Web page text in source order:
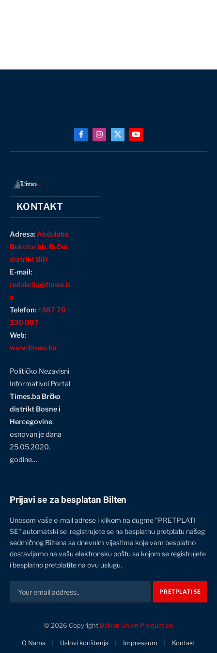
FacebookInstagram
X
YouTube
KONTAKT
Adresa:Abdulaha
Bukvice bb, Brčko
distrikt BiH
E-mail:
redakcija@times.b
a
Telefon:+387 70
330 097
Web:
www.times.ba
Političko Nezavisni
Informativni Portal
Times.ba Brčko
distrikt Bosne i
Hercegovine,
osnovan je dana
25.05.2020.
godine…
Prijavi se za besplatan Bilten
Unosom vaše e-mail adrese i klikom na dugme "PRETPLATI
SE" automatski se registrujete se na besplatnu pretplatu našeg
sedmičnog Biltena sa dnevnim vijestima koje vam besplatno
dostavljamo na vašu elektronsku poštu sa kojom se registrujete
i besplatno pretplatite na ovu uslugu.
© 2026 Copyright Balkan Union Production
O Nama Uslovi korištenja Impressum Kontakt